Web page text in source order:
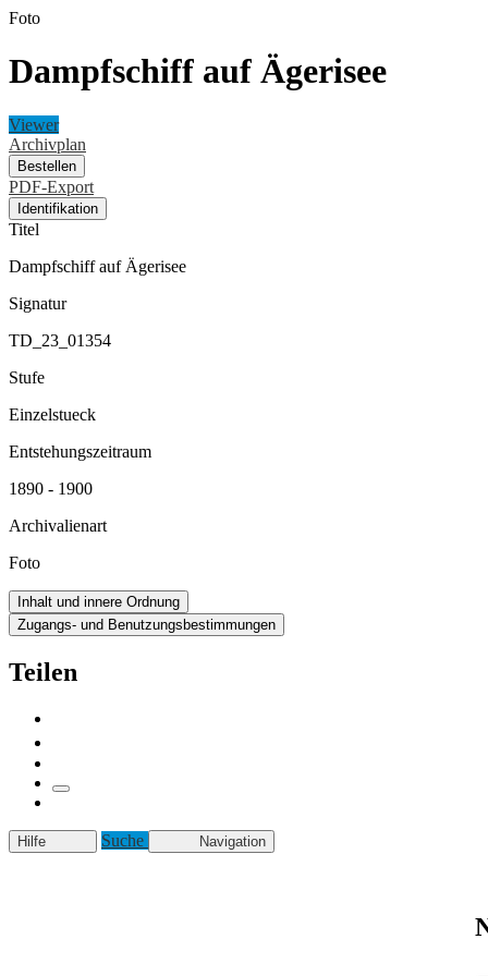
Foto
Dampfschiff auf Ägerisee
Viewer
Archivplan
Bestellen
PDF-Export
Identifikation
Titel
Dampfschiff auf Ägerisee
Signatur
TD_23_01354
Stufe
Einzelstueck
Entstehungszeitraum
1890 - 1900
Archivalienart
Foto
Inhalt und innere Ordnung
Zugangs- und Benutzungsbestimmungen
Teilen
Hilfe Suche Navigation